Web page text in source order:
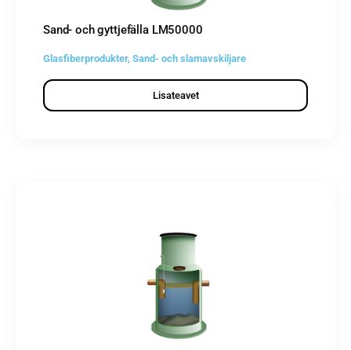
Sand- och gyttjefälla LM50000
Glasfiberprodukter, Sand- och slamavskiljare
Lisateavet